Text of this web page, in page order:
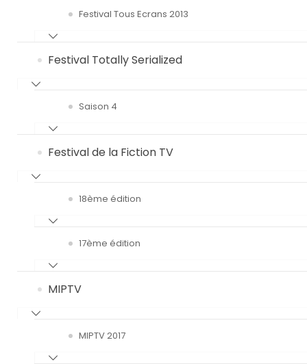
Festival Tous Ecrans 2013
Festival Totally Serialized
Saison 4
Festival de la Fiction TV
18ème édition
17ème édition
MIPTV
MIPTV 2017